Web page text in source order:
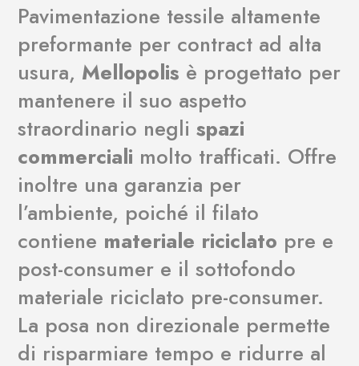
Pavimentazione tessile altamente
preformante per contract ad alta
usura, Mellopolis è progettato per
mantenere il suo aspetto
straordinario negli spazi
commerciali molto trafficati. Offre
inoltre una garanzia per
l’ambiente, poiché il filato
contiene materiale riciclato pre e
post-consumer e il sottofondo
materiale riciclato pre-consumer.
La posa non direzionale permette
di risparmiare tempo e ridurre al